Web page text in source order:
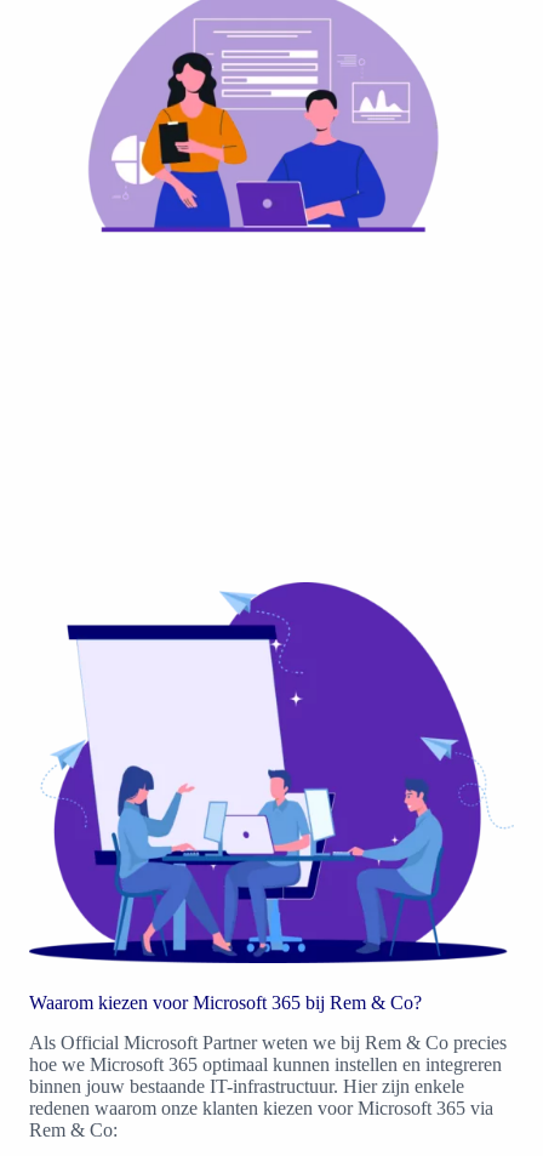
Waarom kiezen voor Microsoft 365 bij Rem & Co?
Als Official Microsoft Partner weten we bij Rem & Co precies
hoe we Microsoft 365 optimaal kunnen instellen en integreren
binnen jouw bestaande IT-infrastructuur. Hier zijn enkele
redenen waarom onze klanten kiezen voor Microsoft 365 via
Rem & Co: